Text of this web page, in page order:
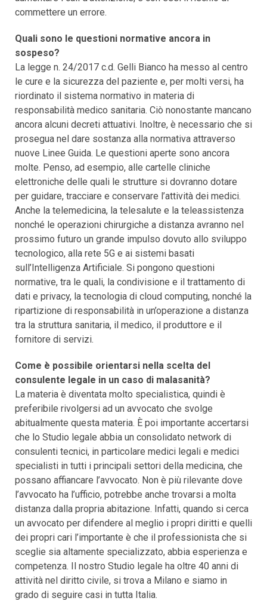
commettere un errore.
Quali sono le questioni normative ancora in
sospeso?
La legge n. 24/2017 c.d. Gelli Bianco ha messo al centro
le cure e la sicurezza del paziente e, per molti versi, ha
riordinato il sistema normativo in materia di
responsabilità medico sanitaria. Ciò nonostante mancano
ancora alcuni decreti attuativi. Inoltre, è necessario che si
prosegua nel dare sostanza alla normativa attraverso
nuove Linee Guida. Le questioni aperte sono ancora
molte. Penso, ad esempio, alle cartelle cliniche
elettroniche delle quali le strutture si dovranno dotare
per guidare, tracciare e conservare l’attività dei medici.
Anche la telemedicina, la telesalute e la teleassistenza
nonché le operazioni chirurgiche a distanza avranno nel
prossimo futuro un grande impulso dovuto allo sviluppo
tecnologico, alla rete 5G e ai sistemi basati
sull’Intelligenza Artificiale. Si pongono questioni
normative, tra le quali, la condivisione e il trattamento di
dati e privacy, la tecnologia di cloud computing, nonché la
ripartizione di responsabilità in un’operazione a distanza
tra la struttura sanitaria, il medico, il produttore e il
fornitore di servizi.
Come è possibile orientarsi nella scelta del
consulente legale in un caso di malasanità?
La materia è diventata molto specialistica, quindi è
preferibile rivolgersi ad un avvocato che svolge
abitualmente questa materia. È poi importante accertarsi
che lo Studio legale abbia un consolidato network di
consulenti tecnici, in particolare medici legali e medici
specialisti in tutti i principali settori della medicina, che
possano affiancare l’avvocato. Non è più rilevante dove
l’avvocato ha l’ufficio, potrebbe anche trovarsi a molta
distanza dalla propria abitazione. Infatti, quando si cerca
un avvocato per difendere al meglio i propri diritti e quelli
dei propri cari l’importante è che il professionista che si
sceglie sia altamente specializzato, abbia esperienza e
competenza. Il nostro Studio legale ha oltre 40 anni di
attività nel diritto civile, si trova a Milano e siamo in
grado di seguire casi in tutta Italia.